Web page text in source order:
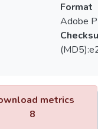
Format
Adobe
metrics
8